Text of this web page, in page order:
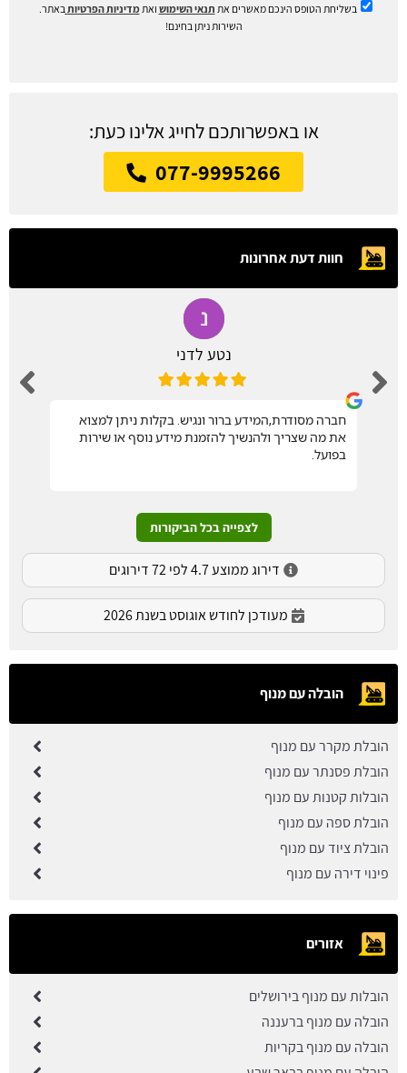
בשליחת הטופס הינכם מאשרים את תנאי השימוש ואתמדיניות הפרטיות באתר.
השירות ניתן בחינם!
או באפשרותכם לחייג אלינו כעת:
077-9995266
חוות דעת אחרונות
נטע לדני
חברה מסודרת,המידע ברור ונגיש. בקלות ניתן למצוא
את מה שצריך ולהנשיך להזמנת מידע נוסף או שירות
בפועל.
לצפייה בכל הביקורות
דירוג ממוצע 4.7 לפי 72 דירוגים
מעודכן לחודש אוגוסט בשנת 2026
הובלה עם מנוף
הובלת מקרר עם מנוף
הובלת פסנתר עם מנוף
הובלות קטנות עם מנוף
הובלת ספה עם מנוף
הובלת ציוד עם מנוף
פינוי דירה עם מנוף
אזורים
הובלות עם מנוף בירושלים
הובלה עם מנוף ברעננה
הובלה עם מנוף בקריות